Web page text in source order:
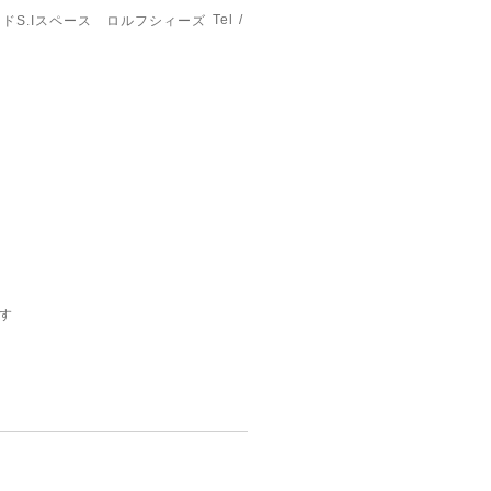
ドS.Iスペース ロルフシィーズ Tel /